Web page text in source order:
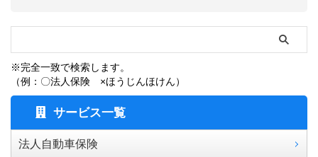
※完全一致で検索します。
（例：〇法人保険 ×ほうじんほけん）
サービス一覧
法人自動車保険